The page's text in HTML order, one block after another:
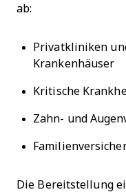
ab:
Privatkliniken
Krankenhäuser
Kritische
Zahn- und
Die Bereitstellung